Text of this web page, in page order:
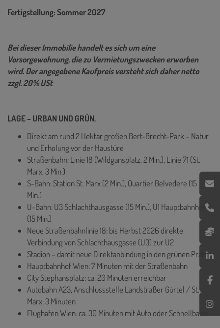
Fertigstellung: Sommer 2027
Bei dieser Immobilie handelt es sich um eine
Vorsorgewohnung, die zu Vermietungszwecken erworben
wird. Der angegebene Kaufpreis versteht sich daher netto
zzgl. 20% USt
LAGE – URBAN UND GRÜN.
Direkt am rund 2 Hektar großen Bert-Brecht-Park – Natur
und Erholung vor der Haustüre
Straßenbahn: Linie 18 (Wildgansplatz, 2 Min.), Linie 71 (St.
Marx, 3 Min.)
S-Bahn: Station St. Marx (2 Min.), Quartier Belvedere (15
Min.)
U-Bahn: U3 Schlachthausgasse (15 Min.), U1 Hauptbahnhof
(15 Min.)
Neue Straßenbahnlinie 18: bis Herbst 2026 direkte
Verbindung von Schlachthausgasse (U3) zur U2
Stadion – damit neue Direktanbindung in den grünen Prater
Hauptbahnhof Wien: 7 Minuten mit der Straßenbahn
City Stephansplatz: ca. 20 Minuten erreichbar
Autobahn A23, Anschlussstelle Landstraßer Gürtel / St.
Marx: 3 Minuten
Flughafen Wien: ca. 30 Minuten mit Auto oder Schnellbahn